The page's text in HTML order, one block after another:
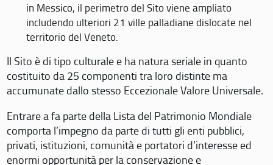
in Messico, il perimetro del Sito viene ampliato
includendo ulteriori 21 ville palladiane dislocate nel
territorio del Veneto.
Il Sito è di tipo culturale e ha natura seriale in quanto
costituito da 25 componenti tra loro distinte ma
accumunate dallo stesso Eccezionale Valore Universale.
Entrare a fa parte della Lista del Patrimonio Mondiale
comporta l’impegno da parte di tutti gli enti pubblici,
privati, istituzioni, comunità e portatori d’interesse ed
enormi opportunità per la conservazione e